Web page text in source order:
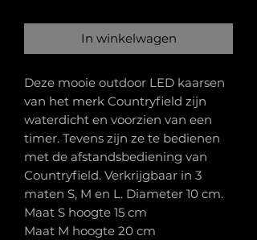
In winkelwagen
Deze mooie outdoor LED kaarsen
van het merk Countryfield zijn
waterdicht en voorzien van een
timer. Tevens zijn ze te bedienen
met de afstandsbediening van
Countryfield. Verkrijgbaar in 3
maten S, M en L. Diameter 10 cm.
Maat S hoogte 15 cm
Maat M hoogte 20 cm